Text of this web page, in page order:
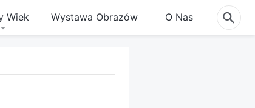
Wiek Wystawa Obrazów O Nas